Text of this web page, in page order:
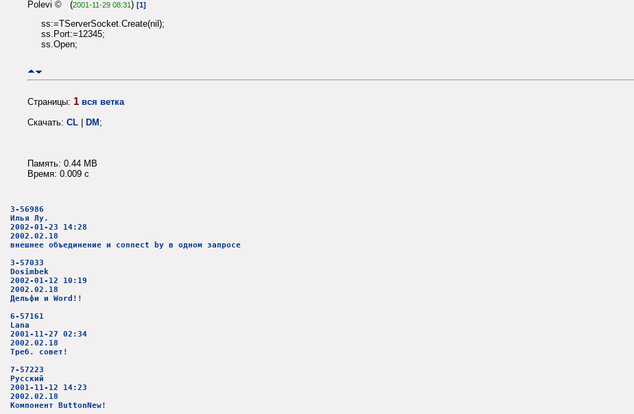
Polevi © (2001-11-29 08:31) [1]
ss:=TServerSocket.Create(nil);
ss.Port:=12345;
ss.Open;
Страницы: 1 вся ветка
Скачать: CL DM ;
Память: 0.44 MB
Время: 0.009 c
3-56986
Илья Лу.
2002-01-23 14:28
2002.02.18
внешнее объединение и connect by в одном запросе
3-57033
Dosimbek
2002-01-12 10:19
2002.02.18
Дельфи и Word!!
6-57161
Lana
2001-11-27 02:34
2002.02.18
Треб. совет!
7-57223
Русский
2001-11-12 14:23
2002.02.18
Компонент ButtonNew!